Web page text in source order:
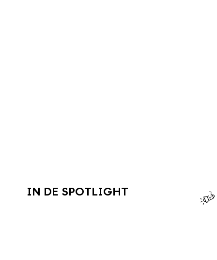
IN DE SPOTLIGHT